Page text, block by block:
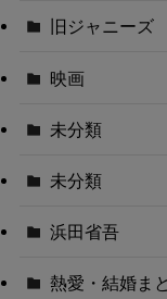
旧ジャニーズ
映画
未分類
未分類
浜田省吾
熱愛・結婚ま